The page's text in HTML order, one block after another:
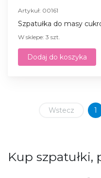
Artykuł: 00161
Szpatułka do masy
W sklepe: 3 szt.
Dodaj do koszyka
Wstecz 1
Kup szpatułki,